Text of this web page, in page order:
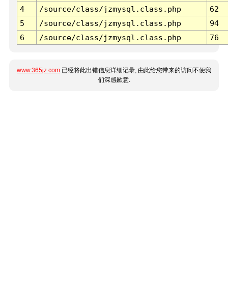
4
/source/class/jzmysql.class.php
62
5
/source/class/jzmysql.class.php
94
6
/source/class/jzmysql.class.php 76
www.365jz.com 已经将此出错信息详细记录, 由此给您带来的访问不便我
们深感歉意.